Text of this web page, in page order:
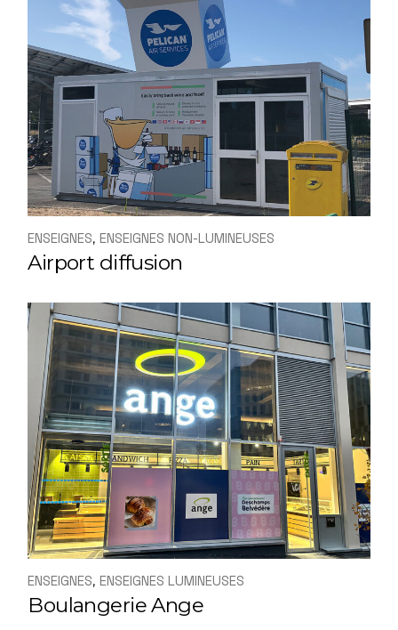
ENSEIGNES ENSEIGNES NON-LUMINEUSES
Airport diffusion
ENSEIGNES ENSEIGNES LUMINEUSES
Boulangerie Ange